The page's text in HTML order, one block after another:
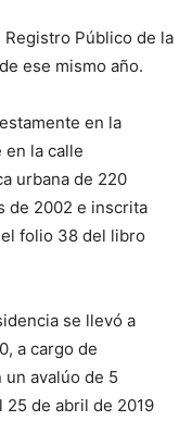
Público de la
ese mismo año.
en la
la calle
urbana de 220
de 2002 e inscrita
folio 38 del libro
se llevó a
a cargo de
avalúo de 5
de abril de 2019